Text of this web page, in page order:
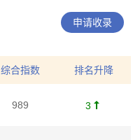
申请收录
综合指数 排名升降
989 3 